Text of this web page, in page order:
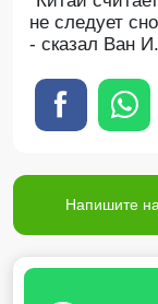
не следует
- сказал Ван И.
Напишите